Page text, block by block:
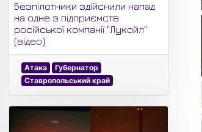
Безпілотники здійснили напад
на одне з підприємств
російської компанії "Лукойл"
(відео)
Атака
Губернатор
Ставропольський край